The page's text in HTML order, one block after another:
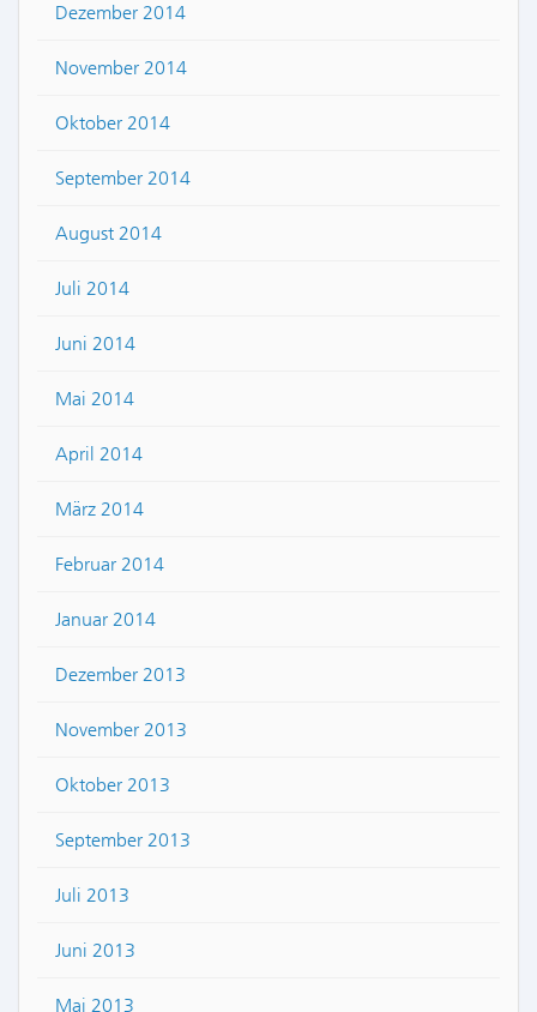
Dezember 2014
November 2014
Oktober 2014
September 2014
August 2014
Juli 2014
Juni 2014
Mai 2014
April 2014
März 2014
Februar 2014
Januar 2014
Dezember 2013
November 2013
Oktober 2013
September 2013
Juli 2013
Juni 2013
Mai 2013